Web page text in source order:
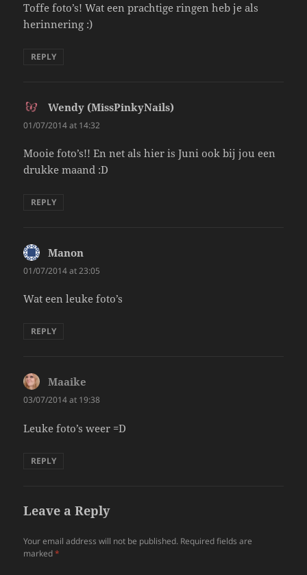
Toffe foto’s! Wat een prachtige ringen heb je als
herinnering :)
REPLY
Wendy (MissPinkyNails)
01/07/2014 at 14:32
Mooie foto’s!! En net als hier is Juni ook bij jou een
drukke maand :D
REPLY
Manon
01/07/2014 at 23:05
Wat een leuke foto’s
REPLY
Maaike
03/07/2014 at 19:38
Leuke foto’s weer =D
REPLY
Leave a Reply
Your email address will not be published. Required fields are
marked*